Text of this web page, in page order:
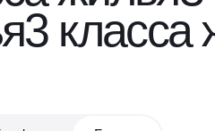
3 класса